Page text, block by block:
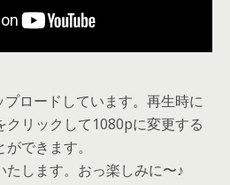
ロードしています。再生時に
リックして1080pに変更する
できます。
します。おっ楽しみに〜♪